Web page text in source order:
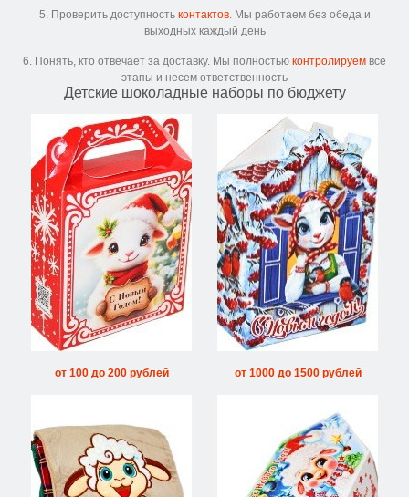
5. Проверить доступность контактов. Мы работаем без обеда и
выходных каждый день
6. Понять, кто отвечает за доставку. Мы полностью контролируем все
этапы и несем ответственность
Детские шоколадные наборы по бюджету
от 100 до 200 рублей от 1000 до 1500 рублей